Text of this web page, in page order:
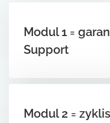
Modul 1 =
Support
Modul 2 =